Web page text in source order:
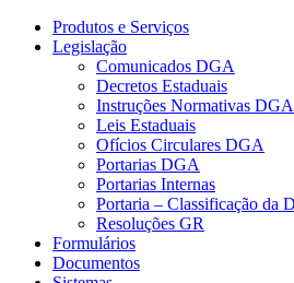
Produtos e Serviços
Legislação
Comunicados DGA
Decretos Estaduais
Instruções Normativas DGA
Leis Estaduais
Ofícios Circulares DGA
Portarias DGA
Portarias Internas
Portaria – Classificação da
Resoluções GR
Formulários
Documentos